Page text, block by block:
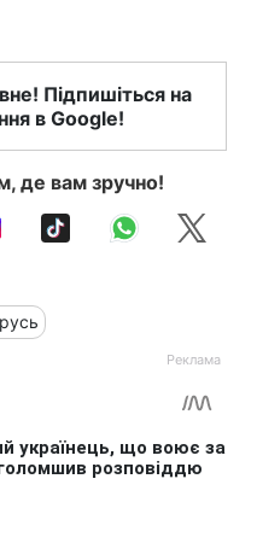
Підпишіться на
в Google!
де вам зручно!